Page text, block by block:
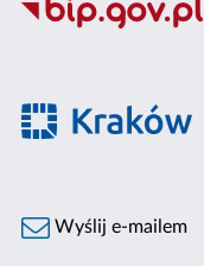
Wyślij e-mailem